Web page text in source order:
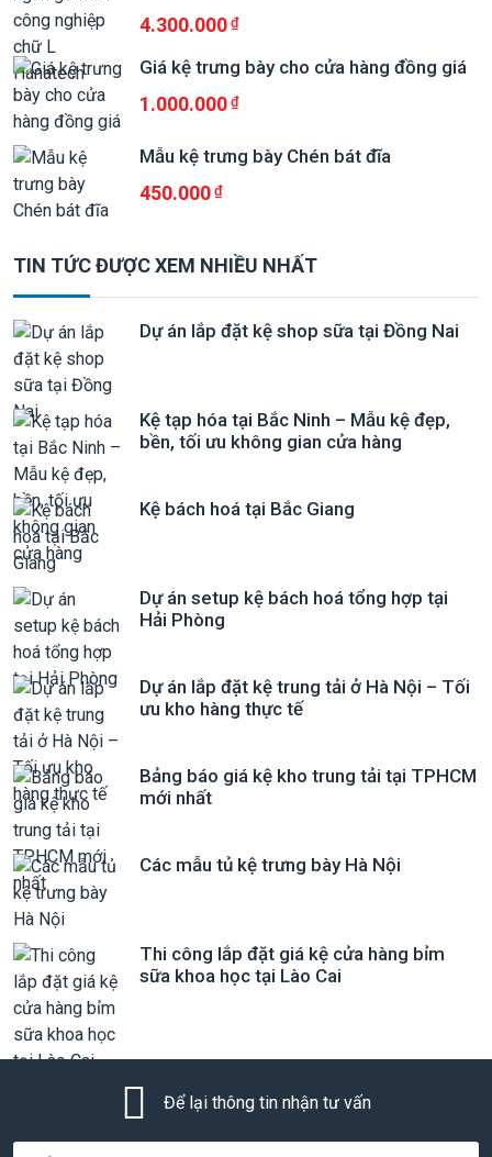
4.300.000
Giá kệ trưng bày cho cửa hàng đồng giá
1.000.000
Mẫu kệ trưng bày Chén bát đĩa
450.000
TIN TỨC ĐƯỢC XEM NHIỀU NHẤT
Dự án lắp đặt kệ shop sữa tại Đồng Nai
Kệ tạp hóa tại Bắc Ninh – Mẫu kệ đẹp,
bền, tối ưu không gian cửa hàng
Kệ bách hoá tại Bắc Giang
Dự án setup kệ bách hoá tổng hợp tại
Hải Phòng
Dự án lắp đặt kệ trung tải ở Hà Nội – Tối
ưu kho hàng thực tế
Bảng báo giá kệ kho trung tải tại TPHCM
mới nhất
Các mẫu tủ kệ trưng bày Hà Nội
Thi công lắp đặt giá kệ cửa hàng bỉm
sữa khoa học tại Lào Cai
Để lại thông tin nhận tư vấn